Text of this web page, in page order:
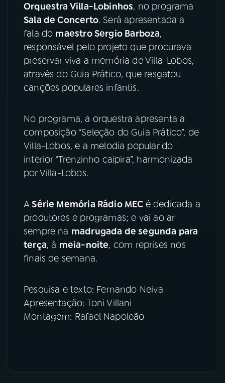
PODCASTS
06VIDEOCASTS
ACOMPANHE A RÁDIO MEC
YouTube
TikTok
Orquestra Villa-Lobinhos, no programa
Sala de Concerto. Será apresentada a
fala do maestro Sergio Barboza,
responsável pelo projeto que procurava
preservar viva a memória de Villa-Lobos,
através do Guia Prático, que resgatou
canções populares infantis.
No programa, a orquestra apresenta a
composição “Seleção do Guia Prático”, de
Villa-Lobos, e a melodia popular do
interior “Trenzinho caipira”, harmonizada
por Villa-Lobos.
ASérie Memória Rádio MEC é dedicada a
produtores e programas; e vai ao ar
sempre na madrugada de segunda para
terça, à meia-noite, com reprises nos
finais de semana.
Pesquisa e texto: Fernando Neiva
Apresentação: Toni Villani
Montagem: Rafael Napoleão